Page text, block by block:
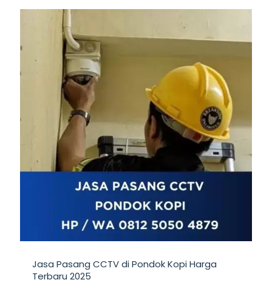
Jasa Pasang CCTV di Pondok Kopi Harga
Terbaru 2025